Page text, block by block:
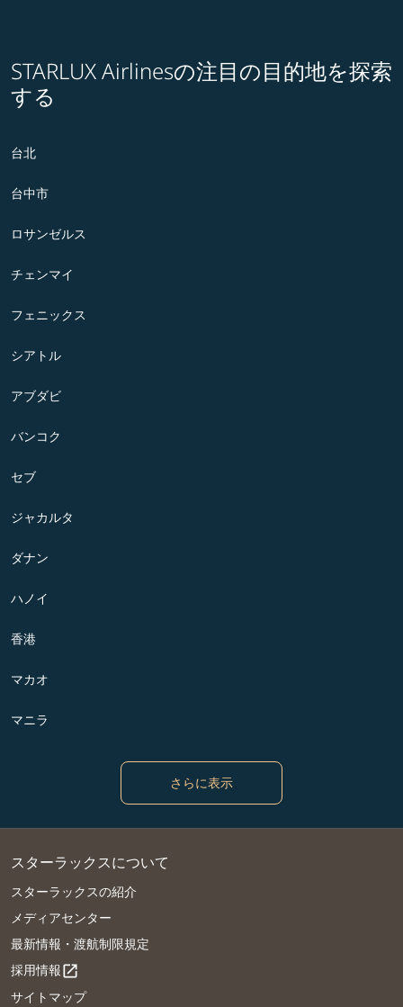
STARLUX Airlinesの注目の目的地を探索
する
台北
台中市
ロサンゼルス
チェンマイ
フェニックス
シアトル
アブダビ
バンコク
セブ
ジャカルタ
ダナン
ハノイ
香港
マカオ
マニラ
さらに表示
スターラックスについて
スターラックスの紹介
メディアセンター
最新情報・渡航制限規定
採用情報open_in_new
サイトマップ